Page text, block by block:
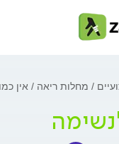
מחלות ריאה אין